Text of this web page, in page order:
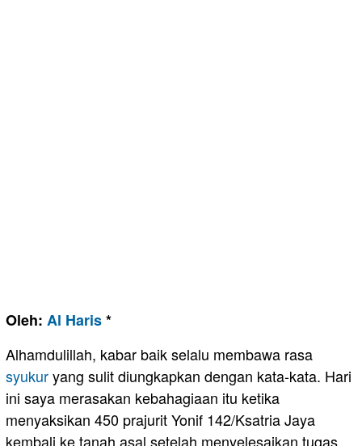
Oleh: Al Haris*
Alhamdulillah, kabar baik selalu membawa rasa
syukuryang sulit diungkapkan dengan kata-kata. Hari
ini saya merasakan kebahagiaan itu ketika
menyaksikan 450 prajurit Yonif 142/Ksatria Jaya
kembali ke tanah asal setelah menyelesaikan tugas